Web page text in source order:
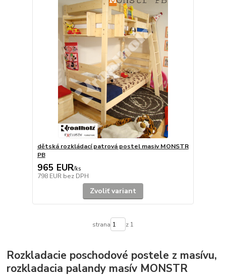
dětská rozkládací patrová postel masiv MONSTR
PB
965 EUR/ks
798 EUR bez DPH
Zvoliť variant
strana z 1
Rozkladacie poschodové postele z masívu,
rozkladacia palandy masív MONSTR